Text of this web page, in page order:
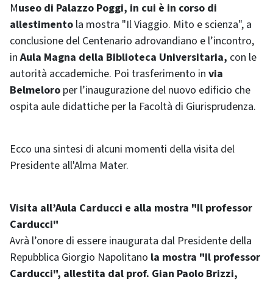
Museo di Palazzo Poggi, in cui è in corso di
allestimento la mostra "Il Viaggio. Mito e scienza", a
conclusione del Centenario adrovandiano e l’incontro,
inAula Magna della Biblioteca Universitaria, con le
autorità accademiche. Poi trasferimento in via
Belmeloro per l’inaugurazione del nuovo edificio che
ospita aule didattiche per la Facoltà di Giurisprudenza.
Ecco una sintesi di alcuni momenti della visita del
Presidente all'Alma Mater.
Visita all’Aula Carducci e alla mostra "Il professor
Carducci"
Avrà l’onore di essere inaugurata dal Presidente della
Repubblica Giorgio Napolitano la mostra "Il professor
Carducci", allestita dal prof. Gian Paolo Brizzi,